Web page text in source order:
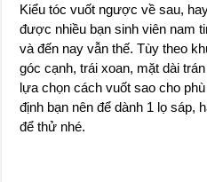
Kiểu tóc vuốt ngược về sau,
được nhiều bạn sinh viên nam
và đến nay vẫn thế. Tùy theo
góc cạnh, trái xoan, mặt dài
lựa chọn cách vuốt sao cho
định bạn nên để dành 1 lọ sáp,
để thử nhé.